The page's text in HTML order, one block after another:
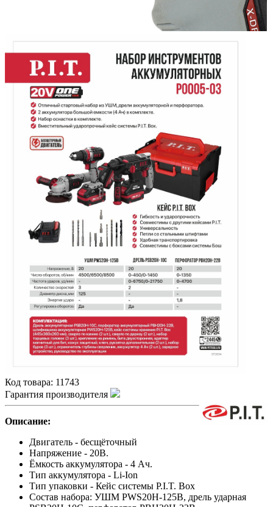
Код товара: 11743
Гарантия производителя
Описание:
Двигатель - бесщёточный
Напряжение - 20В.
Ёмкость аккумулятора - 4 Ач.
Тип аккумулятора - Li-Ion
Тип упаковки - Кейс системы P.I.T. Box
Состав набора: УШМ PWS20H-125B, дрель ударная